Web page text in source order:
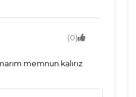
(0)
memnun kalırız